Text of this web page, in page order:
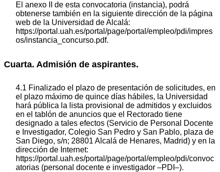
El anexo II de esta convocatoria (instancia), podrá
obtenerse también en la siguiente dirección de la página
web de la Universidad de Alcalá:
https://portal.uah.es/portal/page/portal/empleo/pdi/impres
os/instancia_concurso.pdf.
Cuarta. Admisión de aspirantes.
4.1 Finalizado el plazo de presentación de solicitudes, en
el plazo máximo de quince días hábiles, la Universidad
hará pública la lista provisional de admitidos y excluidos
en el tablón de anuncios que el Rectorado tiene
designado a tales efectos (Servicio de Personal Docente
e Investigador, Colegio San Pedro y San Pablo, plaza de
San Diego, s/n; 28801 Alcalá de Henares, Madrid) y en la
dirección de Internet:
https://portal.uah.es/portal/page/portal/empleo/pdi/convoc
atorias (personal docente e investigador –PDI–).